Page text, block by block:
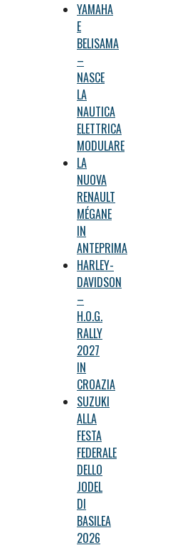
YAMAHA
E
BELISAMA
–
NASCE
LA
NAUTICA
ELETTRICA
MODULARE
LA
NUOVA
RENAULT
MÉGANE
IN
ANTEPRIMA
HARLEY-
DAVIDSON
–
H.O.G.
RALLY
2027
IN
CROAZIA
SUZUKI
ALLA
FESTA
FEDERALE
DELLO
JODEL
DI
BASILEA
2026